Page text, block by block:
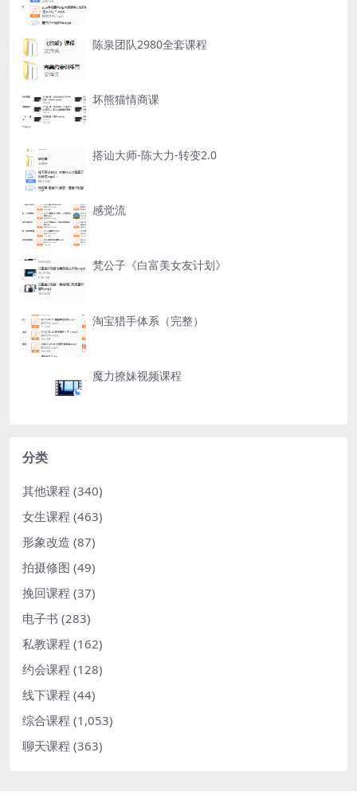
陈泉团队2980全套课程
坏熊猫情商课
搭讪大师-陈大力-转变2.0
感觉流
梵公子《白富美女友计划》
淘宝猎手体系（完整）
魔力撩妹视频课程
分类
其他课程 (340)
女生课程 (463)
形象改造 (87)
拍摄修图 (49)
挽回课程 (37)
电子书 (283)
私教课程 (162)
约会课程 (128)
线下课程 (44)
综合课程 (1,053)
聊天课程 (363)